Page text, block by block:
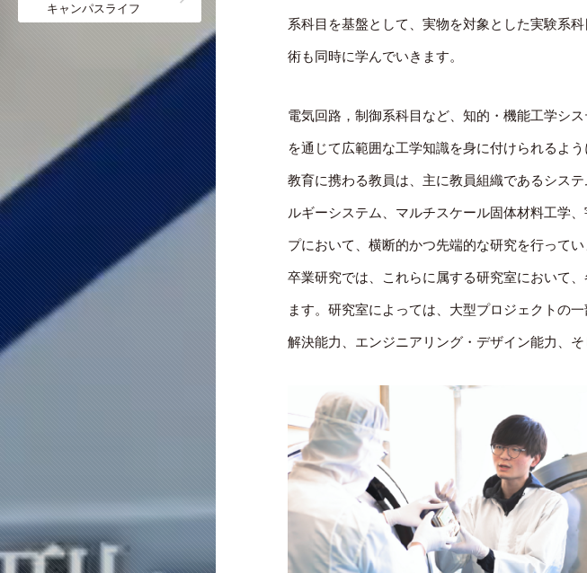
キャンパスライフ
系科目を基盤として、実物を対象とした実験系
術も同時に学んでいきます。
電気回路，制御系科目など、知的・機能工学シ
を通じて広範囲な工学知識を身に付けられるよう
教育に携わる教員は、主に教員組織であるシス
ルギーシステム、マルチスケール固体材料工学
プにおいて、横断的かつ先端的な研究を行ってい
卒業研究では、これらに属する研究室において
ます。研究室によっては、大型プロジェクトの
解決能力、エンジニアリング・デザイン能力、